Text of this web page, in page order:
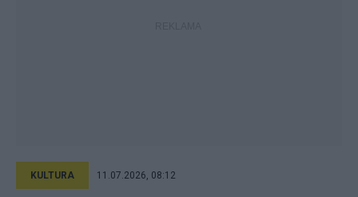
KULTURA 11.07.2026, 08:12